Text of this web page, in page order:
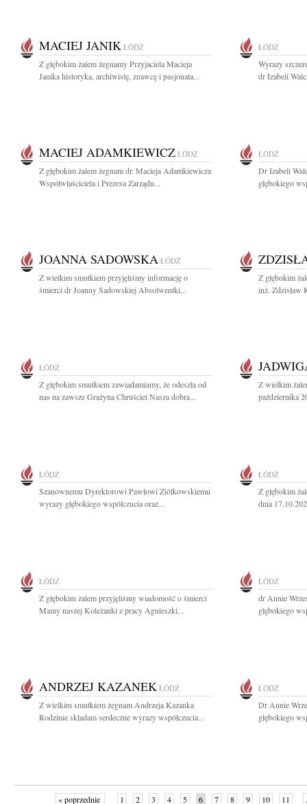
MACIEJ JANIK ŁÓDŹ
Z głębokim żalem żegnamy Przyjaciela Macieja
Janika historyka, archiwistę, znawcę i pasjonata...
ŁÓDŹ
Wyrazy
dr Izabeli
MACIEJ ADAMKIEWICZ ŁÓDŹ
Z głębokim żalem żegnam dr. Macieja Adamkiewicza
Współwłaściciela i Prezesa Zarządu...
ŁÓDŹ
Dr Izabeli
głębokiego
JOANNA SADOWSKA ŁÓDŹ
Z wielkim smutkiem przyjęliśmy informację o
śmierci dr Joanny Sadowskiej Absolwentki...
Z głębokim
inż. Zdzisław
ŁÓDŹ
Z głębokim smutkiem zawiadamiamy, że odeszła od
nas na zawsze Grażyna Chruściel Nasza dobra...
Z wielkim
października
ŁÓDŹ
Szanownemu Dyrektorowi Pawłowi Ziółkowskiemu
wyrazy głębokiego współczucia oraz...
ŁÓDŹ
Z głębokim
dnia
ŁÓDŹ
Z głębokim żalem przyjęliśmy wiadomość o śmierci
Mamy naszej Koleżanki z pracy Agnieszki...
ŁÓDŹ
dr Annie
głębokiego
ANDRZEJ KAZANEK ŁÓDŹ
Z wielkim smutkiem żegnam Andrzeja Kazanka
Rodzinie składam serdeczne wyrazy współczucia...
ŁÓDŹ
Dr Annie
głębokiego
« poprzednie 1 2 3 4 5 6 7 8 9 10 11